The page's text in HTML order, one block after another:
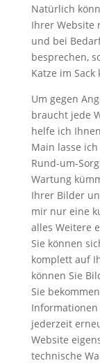
Natürlich
Ihrer Website
und bei
besprechen,
Katze im Sack
Um gegen
braucht jede
helfe ich
Main lasse
Rund-um-
Wartung
Ihrer Bilder
mir nur eine
alles Weitere
Sie können
komplett auf
können Sie
Sie
Informationen
jederzeit
Website
technische